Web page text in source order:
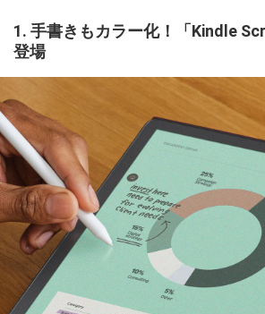
1. 手書きもカラー化！「Kindle
登場